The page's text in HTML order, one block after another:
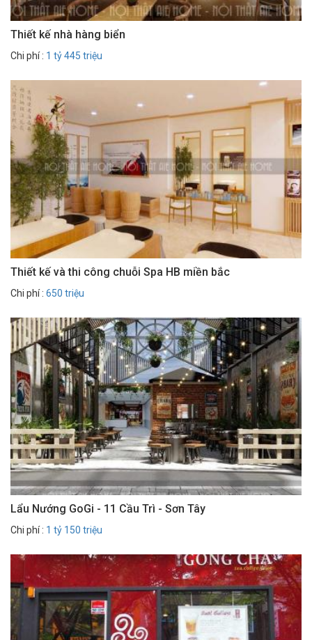
Thiết kế nhà hàng biển
Chi phí : 1 tỷ 445 triệu
Thiết kế và thi công chuỗi Spa HB miền bắc
Chi phí : 650 triệu
Lẩu Nướng GoGi - 11 Cầu Trì - Sơn Tây
Chi phí : 1 tỷ 150 triệu